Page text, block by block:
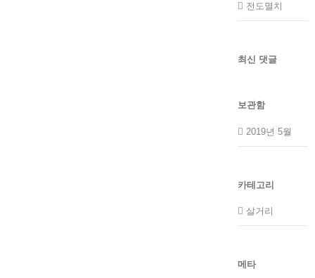
전도멸치
최신 댓글
보관함
2019년 5월
카테고리
살거리
메타